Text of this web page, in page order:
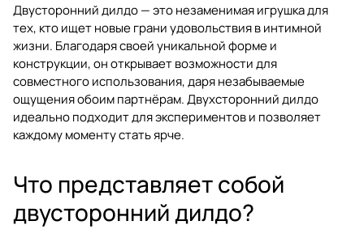
Двусторонний дилдо — это незаменимая игрушка для
тех, кто ищет новые грани удовольствия в интимной
жизни. Благодаря своей уникальной форме и
конструкции, он открывает возможности для
совместного использования, даря незабываемые
ощущения обоим партнёрам. Двухсторонний дилдо
идеально подходит для экспериментов и позволяет
каждому моменту стать ярче.
Что представляет собой
двусторонний дилдо?